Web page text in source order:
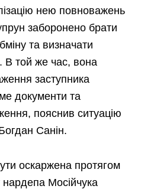
нею повноважень
заборонено брати
та визначати
В той же час, вона
заступника
документи та
пояснив ситуацію
Санін.
оскаржена протягом
нардепа Мосійчука